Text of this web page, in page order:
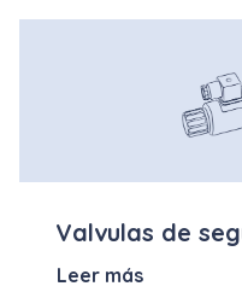
Valvulas de
Leer más